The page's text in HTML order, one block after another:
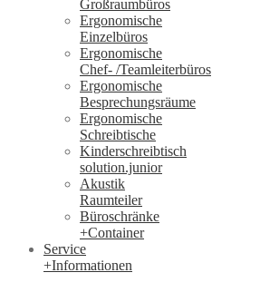
Großraumbüros
Ergonomische
Einzelbüros
Ergonomische
Chef- /Teamleiterbüros
Ergonomische
Besprechungsräume
Ergonomische
Schreibtische
Kinderschreibtisch
solution.junior
Akustik
Raumteiler
Büroschränke
+Container
Service
+Informationen